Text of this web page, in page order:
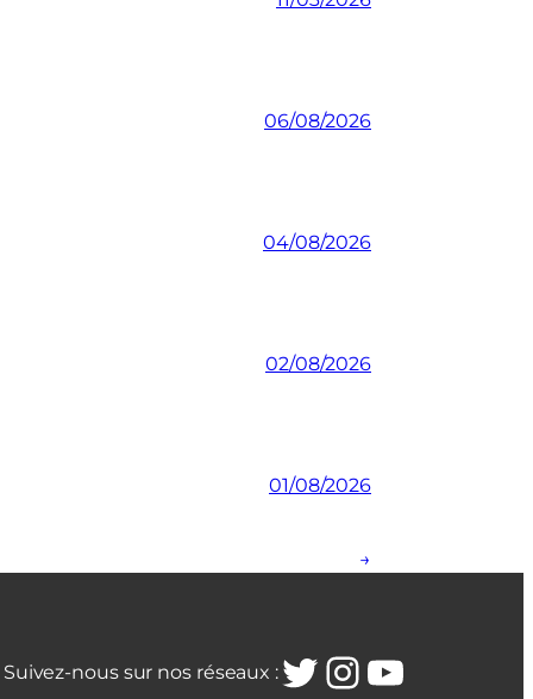
06/08/2026
04/08/2026
02/08/2026
01/08/2026
→
Suivez-nous sur nos réseaux :Twitter